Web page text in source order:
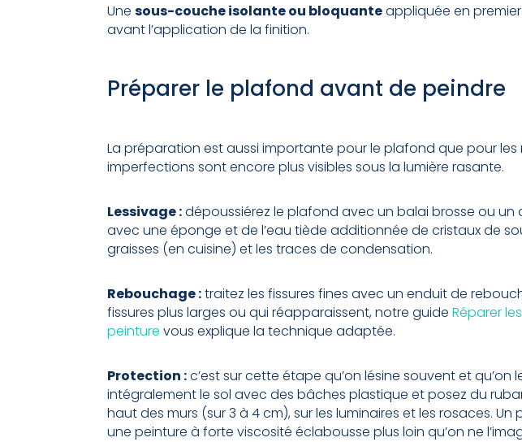
Unesous-couche isolante ou bloquanteappliquée en
avant l’application de la finition.
Préparer le plafond avant de peindre
La préparation est aussi importante pour le plafond que pour les
imperfections sont encore plus visibles sous la lumière rasante.
Lessivage :dépoussiérez le plafond avec un balai brosse ou un
avec une éponge et de l’eau tiède additionnée de cristaux de
graisses (en cuisine) et les traces de condensation.
Rebouchage :traitez les fissures fines avec un enduit de
fissures plus larges ou qui réapparaissent, notre guideRéparer
peinture vous explique la technique adaptée.
Protection :c’est sur cette étape qu’on lésine souvent et qu’on
intégralement le sol avec des bâches plastique et posez du
haut des murs (sur 3 à 4 cm), sur les luminaires et les rosaces.
une peinture à forte viscosité éclabousse plus loin qu’on ne